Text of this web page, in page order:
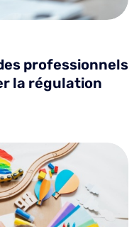
professionnels
la régulation